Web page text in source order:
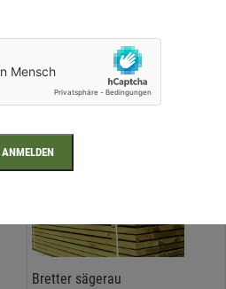
Bretter sägerau